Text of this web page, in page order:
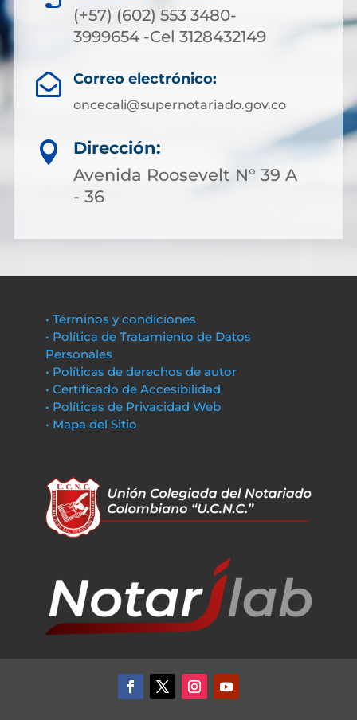
(+57) (602) 553 3480-
3999654 -Cel 3128432149
 Correo electrónico:
oncecali@supernotariado.gov.co

Dirección:
Avenida Roosevelt N° 39 A
- 36
• Términos y condiciones
• Política de Tratamiento de Datos
Personales
• Políticas de derechos de autor
• Certificado de Accesibilidad
• Políticas de Privacidad Web
• Mapa del Sitio